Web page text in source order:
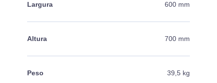
Largura 600 mm
Altura 700 mm
Peso 39,5 kg